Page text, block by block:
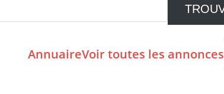
AnnuaireVoir toutes les annonces